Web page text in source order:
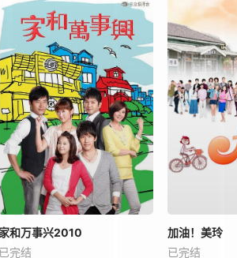
家和万事兴2010
已完结
加油！美玲
已完结